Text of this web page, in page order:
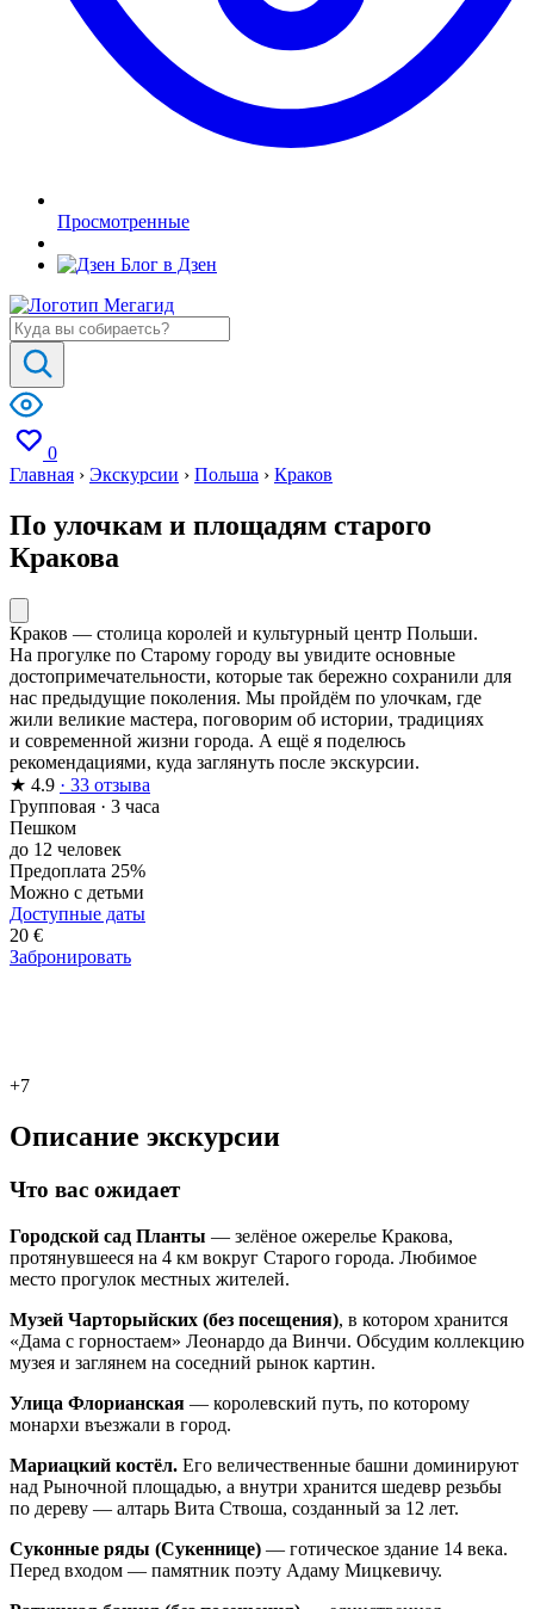
Просмотренные
Блог в Дзен
0
Главная › Экскурсии › Польша › Краков
По улочкам и площадям старого
Кракова
Краков — столица королей и культурный центр Польши.
На прогулке по Старому городу вы увидите основные
достопримечательности, которые так бережно сохранили для
нас предыдущие поколения. Мы пройдём по улочкам, где
жили великие мастера, поговорим об истории, традициях
и современной жизни города. А ещё я поделюсь
рекомендациями, куда заглянуть после экскурсии.
★ 4.9 · 33 отзыва
Групповая · 3 часа
Пешком
до 12 человек
Предоплата 25%
Можно с детьми
Доступные даты
20 €
Забронировать
+7
Описание экскурсии
Что вас ожидает
Городской сад Планты — зелёное ожерелье Кракова,
протянувшееся на 4 км вокруг Старого города. Любимое
место прогулок местных жителей.
Музей Чарторыйских (без посещения), в котором хранится
«Дама с горностаем» Леонардо да Винчи. Обсудим коллекцию
музея и заглянем на соседний рынок картин.
Улица Флорианская — королевский путь, по которому
монархи въезжали в город.
Мариацкий костёл. Его величественные башни доминируют
над Рыночной площадью, а внутри хранится шедевр резьбы
по дереву — алтарь Вита Ствоша, созданный за 12 лет.
Суконные ряды (Сукеннице) — готическое здание 14 века.
Перед входом — памятник поэту Адаму Мицкевичу.